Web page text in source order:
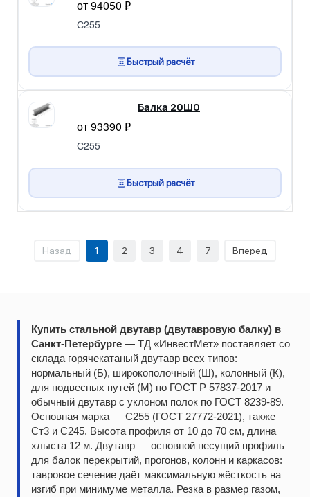
от 94050 ₽
С255
Быстрый расчёт
Балка 20Ш0
от 93390 ₽
С255
Быстрый расчёт
Назад 1 2 3 4 7 Вперед
Купить стальной двутавр (двутавровую балку) в
Санкт-Петербурге — ТД «ИнвестМет» поставляет со
склада горячекатаный двутавр всех типов:
нормальный (Б), широкополочный (Ш), колонный (К),
для подвесных путей (М) по ГОСТ Р 57837-2017 и
обычный двутавр с уклоном полок по ГОСТ 8239-89.
Основная марка — С255 (ГОСТ 27772-2021), также
Ст3 и С245. Высота профиля от 10 до 70 см, длина
хлыста 12 м. Двутавр — основной несущий профиль
для балок перекрытий, прогонов, колонн и каркасов:
тавровое сечение даёт максимальную жёсткость на
изгиб при минимуме металла. Резка в размер газом,